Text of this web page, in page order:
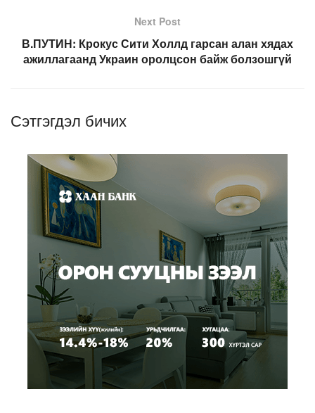
Next Post
В.ПУТИН: Крокус Сити Холлд гарсан алан хядах
ажиллагаанд Украин оролцсон байж болзошгүй
Сэтгэгдэл бичих